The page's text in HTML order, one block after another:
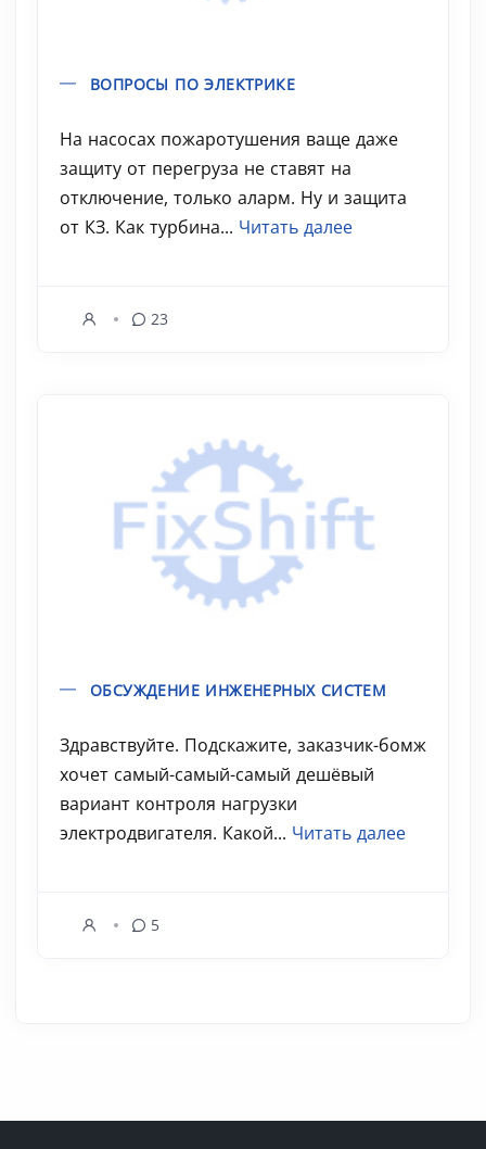
ВОПРОСЫ ПО ЭЛЕКТРИКЕ
На насосах пожаротушения ваще даже
защиту от перегруза не ставят на
отключение, только аларм. Ну и защита
от КЗ. Как турбина... Читать далее
23
ОБСУЖДЕНИЕ ИНЖЕНЕРНЫХ СИСТЕМ
Здравствуйте. Подскажите, заказчик-бомж
хочет самый-самый-самый дешёвый
вариант контроля нагрузки
электродвигателя. Какой... Читать далее
5